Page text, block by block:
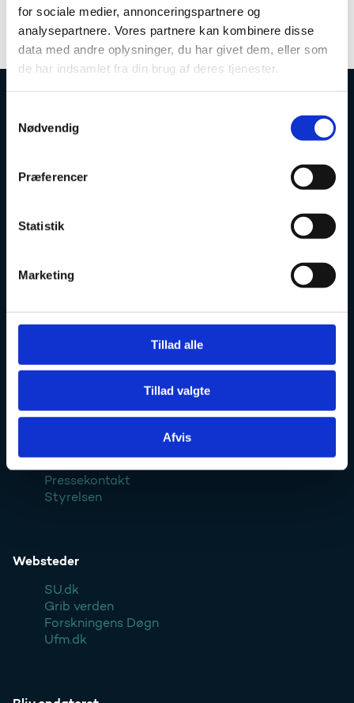
for sociale medier, annonceringspartnere og
analysepartnere. Vores partnere kan kombinere disse
data med andre oplysninger, du har givet dem, eller som
de har indsamlet fra din brug af deres tjenester.
Nødvendig
Præferencer
Statistik
Marketing
Tillad alle
Tillad valgte
Afvis
Uddannelses- og Forskningsstyrelsen
Tlf. 7231 7800
2100 København Ø
Forsknings-, Uddannelses- og Digitaliseringsministeriet:
Ufm.dk
Pressekontakt
Styrelsen
Websteder
SU.dk
Grib verden
Forskningens Døgn
Ufm.dk